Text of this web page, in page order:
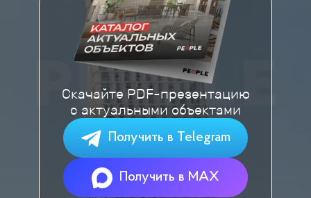
Скачайте PDF-презентацию
с актуальными объектами
Получить в Telegram
Получить в MAX